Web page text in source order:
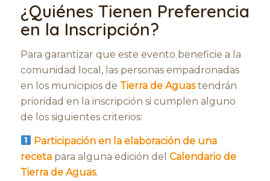
¿Quiénes Tienen Preferencia
en la Inscripción?
Para garantizar que este evento beneficie a la
comunidad local, las personas empadronadas
en los municipios de Tierra de Aguastendrán
prioridad en la inscripción si cumplen alguno
de los siguientes criterios:
Participación en la elaboración de una
recetapara alguna edición del Calendario de
Tierra de Aguas.